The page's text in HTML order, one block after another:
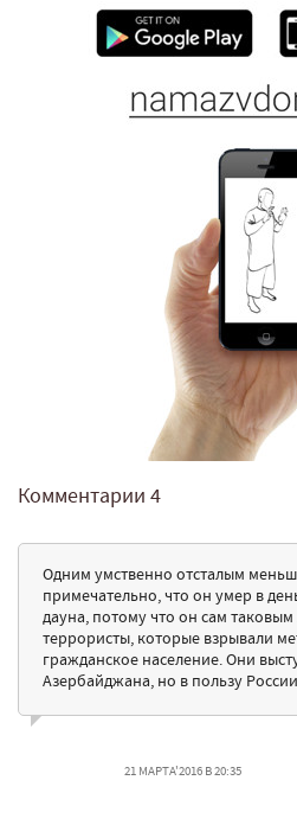
Комментарии 4
Одним умственно отсталым
примечательно, что он умер в
дауна, потому что он сам таковым
террористы, которые взрывали
гражданское население. Они
Азербайджана, но в пользу
21 МАРТА'2016 В 20:35